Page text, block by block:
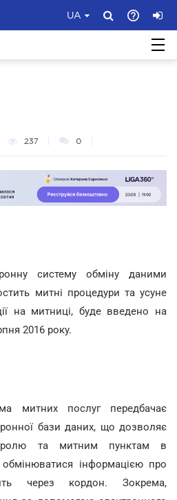
UA
237 0
систему обміну даними
митні процедури та усуне
на митниці, буде введено на
2016 року.
митних послуг передбачає
бази даних, що дозволяє
та митним пунктам в
інформацією про
через кордон. Зокрема,